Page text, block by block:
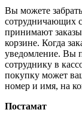
Вы можете
сотрудничающих
принимают
корзине. Когда
уведомление. Вы
сотруднику в
покупку может
номер и имя, на
Постамат